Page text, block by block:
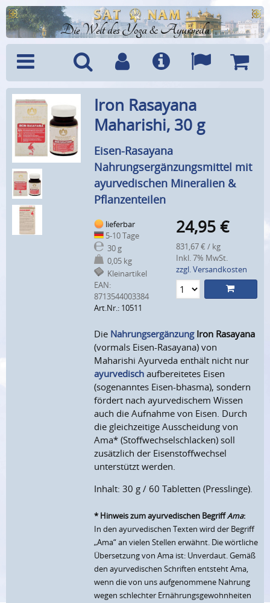
Die Welt des Yoga & Ayurveda
Menü SucheBenutzerkonto
Info Sprachen
Iron Rasayana
Maharishi, 30 g
Eisen-Rasayana
Nahrungsergänzungsmittel mit
ayurvedischen Mineralien &
Pflanzenteilen
lieferbar
5-10 Tage
30 g
0,05 kg
Kleinartikel
EAN:
8713544003384
Art.Nr.: 10511
24,95 €
831,67 € / kg
Inkl. 7% MwSt.
zzgl. Versandkosten
Die Nahrungsergänzung Iron Rasayana
(vormals Eisen-Rasayana) von
Maharishi Ayurveda enthält nicht nur
ayurvedischaufbereitetes Eisen
(sogenanntes Eisen-bhasma), sondern
fördert nach ayurvedischem Wissen
auch die Aufnahme von Eisen. Durch
die gleichzeitige Ausscheidung von
Ama* (Stoffwechselschlacken) soll
zusätzlich der Eisenstoffwechsel
unterstützt werden.
Inhalt: 30 g / 60 Tabletten (Presslinge).
* Hinweis zum ayurvedischen BegriffAma:
In den ayurvedischen Texten wird der Begriff
„Ama“ an vielen Stellen erwähnt. Die wörtliche
Übersetzung von Ama ist: Unverdaut. Gemäß
den ayurvedischen Schriften entsteht Ama,
wenn die von uns aufgenommene Nahrung
wegen schlechter Ernährungsgewohnheiten